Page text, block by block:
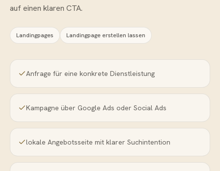
auf einen klaren CTA.
Landingpages Landingpage erstellen lassen
Anfrage für eine konkrete Dienstleistung
Kampagne über Google Ads oder Social Ads
lokale Angebotsseite mit klarer Suchintention